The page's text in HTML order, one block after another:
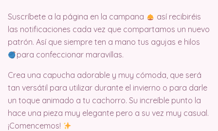
Suscríbete a la página en la campana
así recibiréis
las notificaciones cada vez que compartamos un nuevo
patrón. Así que siempre ten a mano tus agujas e hilos
para confeccionar maravillas.
Crea una capucha adorable y muy cómoda, que será
tan versátil para utilizar durante el invierno o para darle
un toque animado a tu cachorro. Su increíble punto la
hace una pieza muy elegante pero a su vez muy casual.
¡Comencemos!